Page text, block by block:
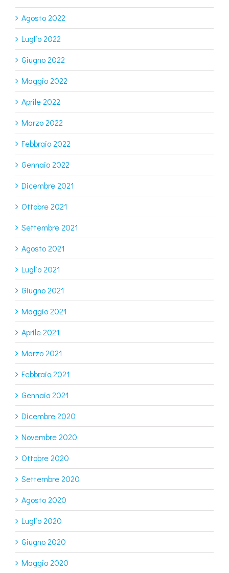
Agosto 2022
Luglio 2022
Giugno 2022
Maggio 2022
Aprile 2022
Marzo 2022
Febbraio 2022
Gennaio 2022
Dicembre 2021
Ottobre 2021
Settembre 2021
Agosto 2021
Luglio 2021
Giugno 2021
Maggio 2021
Aprile 2021
Marzo 2021
Febbraio 2021
Gennaio 2021
Dicembre 2020
Novembre 2020
Ottobre 2020
Settembre 2020
Agosto 2020
Luglio 2020
Giugno 2020
Maggio 2020